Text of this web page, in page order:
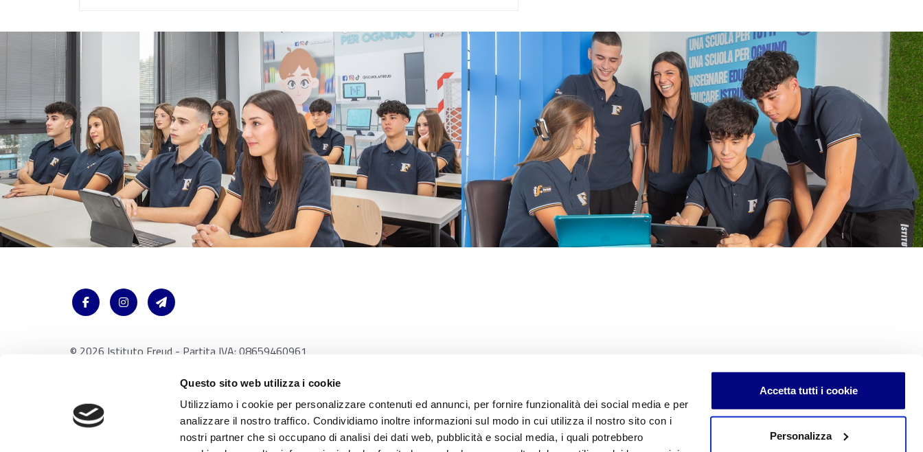
Questo sito web utilizza i cookie
Utilizziamo i cookie per personalizzare contenuti ed annunci, per fornire funzionalità dei social media e per
analizzare il nostro traffico. Condividiamo inoltre informazioni sul modo in cui utilizza il nostro sito con i
nostri partner che si occupano di analisi dei dati web, pubblicità e social media, i quali potrebbero
Accetta tutti i cookie
Personalizza
© 2026 Istituto Freud - Partita IVA: 08659460961